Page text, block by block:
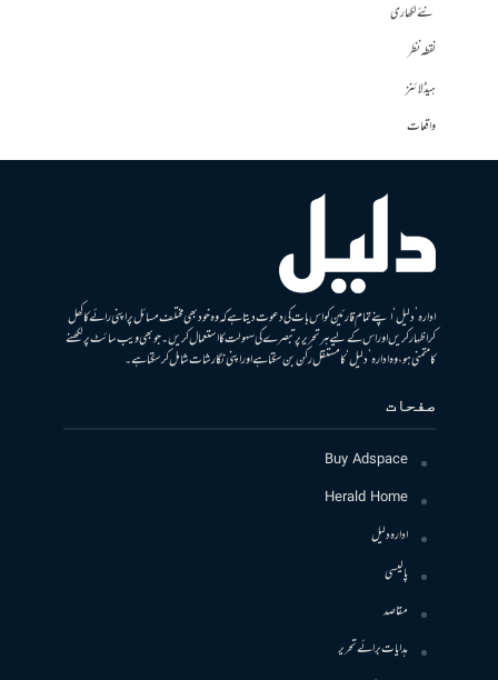
نئے لکھاری
نقطہ نظر
ہیڈلائنز
واقعات
ادارہ ’دلیل‘ اپنے تمام قارئین کو اس بات کی دعوت دیتا ہے کہ وہ خود بھی مختلف مسائل پر اپنی رائے کا کھل
کر اظہار کریں اور اس کے لیے ہر تحریر پر تبصرے کی سہولت کا استعمال کریں۔ جو بھی ویب سائٹ پر لکھنے
کا متمنی ہو، وہ ادارہ ’دلیل‘ کا مستقل رکن بن سکتا ہے اور اپنی نگارشات شامل کرسکتا ہے۔
صفحات
Buy Adspace
Herald Home
ادارہ دلیل
پالیسی
مقاصد
ہدایات برائے تحریر